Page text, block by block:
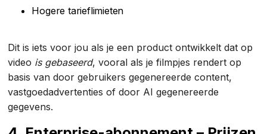
Hogere tarieflimieten
Dit is iets voor jou als je een product ontwikkelt dat op
video is gebaseerd, vooral als je filmpjes rendert op
basis van door gebruikers gegenereerde content,
vastgoedadvertenties of door AI gegenereerde
gegevens.